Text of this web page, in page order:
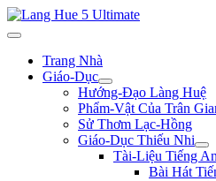
Trang Nhà
Giáo-Dục
Hướng-Đạo Làng Huệ
Phẩm-Vật Của Trân
Sử Thơm Lạc-Hồng
Giáo-Dục Thiếu Nhi
Tài-Liệu Tiếng
Bài Hát